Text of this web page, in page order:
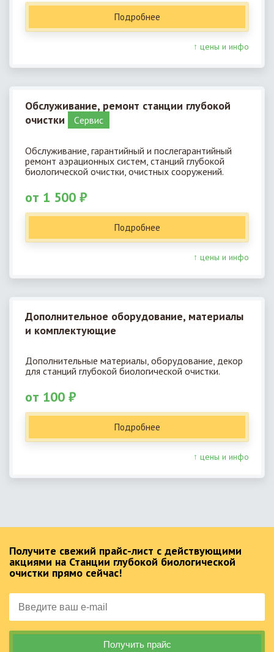
Подробнее
↑ цены и инфо
Обслуживание, ремонт станции глубокой
очистки
Cервис
Обслуживание, гарантийный и послегарантийный
ремонт аэрационных систем, станций глубокой
биологической очистки, очистных сооружений.
от 1 500 ₽
Подробнее
↑ цены и инфо
Дополнительное оборудование, материалы
и комплектующие
Дополнительные материалы, оборудование, декор
для станций глубокой биологической очистки.
от 100 ₽
Подробнее
↑ цены и инфо
Получите свежий прайс-лист с действующими
акциями на Станции глубокой биологической
очистки прямо сейчас!